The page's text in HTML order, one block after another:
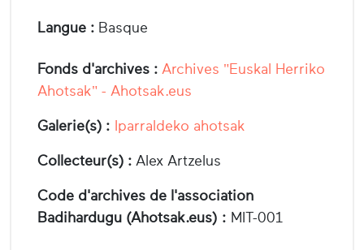
Langue : Basque
Fonds d'archives : Archives "Euskal Herriko
Ahotsak" - Ahotsak.eus
Galerie(s) : Iparraldeko ahotsak
Collecteur(s) : Alex Artzelus
Code d'archives de l'association
Badihardugu (Ahotsak.eus) : MIT-001